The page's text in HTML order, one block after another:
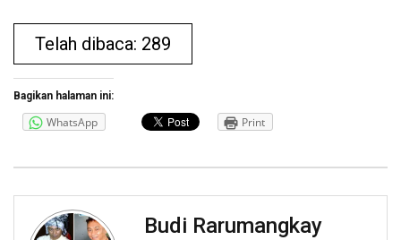
Telah dibaca: 289
Bagikan halaman ini:
WhatsApp Print
Budi Rarumangkay